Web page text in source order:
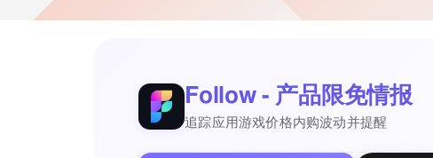
Follow - 产品限免情报
追踪应用游戏价格内购波动并提醒